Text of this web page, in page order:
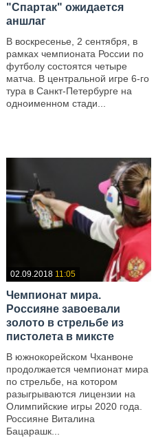
"Спартак" ожидается
аншлаг
В воскресенье, 2 сентября, в
рамках чемпионата России по
футболу состоятся четыре
матча. В центральной игре 6-го
тура в Санкт-Петербурге на
одноименном стади...
02.09.2018 11:05
Чемпионат мира.
Россияне завоевали
золото в стрельбе из
пистолета в миксте
В южнокорейском Чханвоне
продолжается чемпионат мира
по стрельбе, на котором
разыгрываются лицензии на
Олимпийские игры 2020 года.
Россияне Виталина
Бацарашк...